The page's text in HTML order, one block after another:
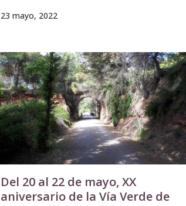
23 mayo, 2022
Del 20 al 22 de mayo, XX
aniversario de la Vía Verde de